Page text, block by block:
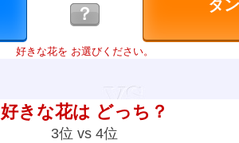
？
好きな花を お選びください。
好きな花は どっち？
3位 vs 4位